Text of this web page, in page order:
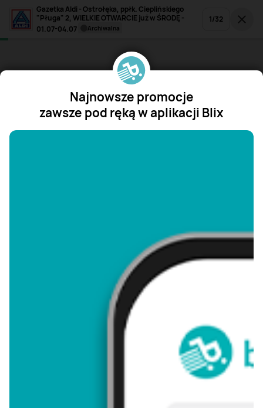
Gazetka Aldi - Ostrołęka, ppłk. Cieplińskiego
"Pługa" 2, WIELKIE OTWARCIE już w ŚRODĘ -
01.07-04.07
archiwalna
1/32
Najnowsze promocje
zawsze pod ręką w aplikacji Blix
"/>